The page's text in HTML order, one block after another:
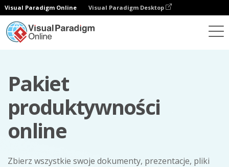
Visual Paradigm Online Visual Paradigm Desktop
Pakiet
produktywności
online
Zbierz wszystkie swoje dokumenty, prezentacje, pliki